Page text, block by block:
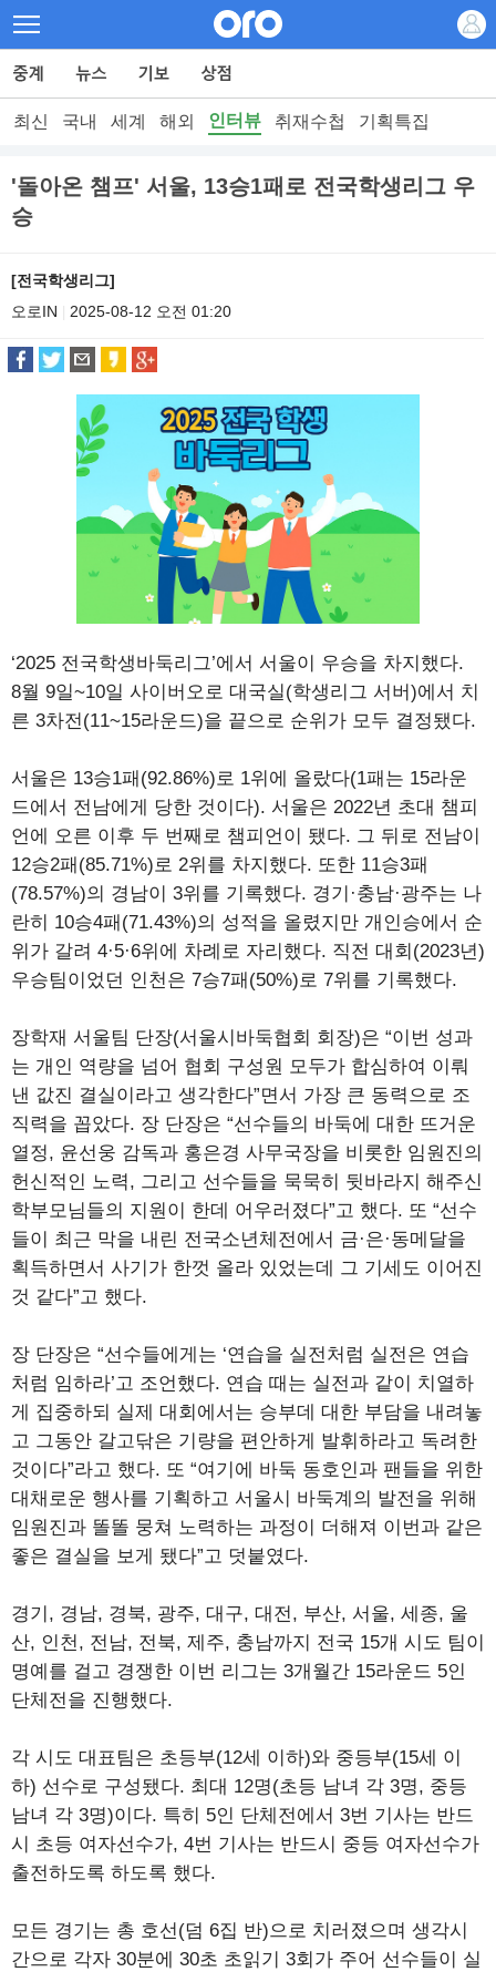
최신 국내 세계 해외 인터뷰 취재수첩 기획특집
'돌아온 챔프' 서울, 13승1패로 전국학생리그 우
승
[전국학생리그]
오로IN
2025-08-12 오전 01:20
‘2025 전국학생바둑리그’에서 서울이 우승을 차지했다.
8월 9일~10일 사이버오로 대국실(학생리그 서버)에서 치
른 3차전(11~15라운드)을 끝으로 순위가 모두 결정됐다.
서울은 13승1패(92.86%)로 1위에 올랐다(1패는 15라운
드에서 전남에게 당한 것이다). 서울은 2022년 초대 챔피
언에 오른 이후 두 번째로 챔피언이 됐다. 그 뒤로 전남이
12승2패(85.71%)로 2위를 차지했다. 또한 11승3패
(78.57%)의 경남이 3위를 기록했다. 경기·충남·광주는 나
란히 10승4패(71.43%)의 성적을 올렸지만 개인승에서 순
위가 갈려 4·5·6위에 차례로 자리했다. 직전 대회(2023년)
우승팀이었던 인천은 7승7패(50%)로 7위를 기록했다.
장학재 서울팀 단장(서울시바둑협회 회장)은 “이번 성과
는 개인 역량을 넘어 협회 구성원 모두가 합심하여 이뤄
낸 값진 결실이라고 생각한다”면서 가장 큰 동력으로 조
직력을 꼽았다. 장 단장은 “선수들의 바둑에 대한 뜨거운
열정, 윤선웅 감독과 홍은경 사무국장을 비롯한 임원진의
헌신적인 노력, 그리고 선수들을 묵묵히 뒷바라지 해주신
학부모님들의 지원이 한데 어우러졌다”고 했다. 또 “선수
들이 최근 막을 내린 전국소년체전에서 금·은·동메달을
획득하면서 사기가 한껏 올라 있었는데 그 기세도 이어진
것 같다”고 했다.
장 단장은 “선수들에게는 ‘연습을 실전처럼 실전은 연습
처럼 임하라’고 조언했다. 연습 때는 실전과 같이 치열하
게 집중하되 실제 대회에서는 승부데 대한 부담을 내려놓
고 그동안 갈고닦은 기량을 편안하게 발휘하라고 독려한
것이다”라고 했다. 또 “여기에 바둑 동호인과 팬들을 위한
대채로운 행사를 기획하고 서울시 바둑계의 발전을 위해
임원진과 똘똘 뭉쳐 노력하는 과정이 더해져 이번과 같은
좋은 결실을 보게 됐다”고 덧붙였다.
경기, 경남, 경북, 광주, 대구, 대전, 부산, 서울, 세종, 울
산, 인천, 전남, 전북, 제주, 충남까지 전국 15개 시도 팀이
명예를 걸고 경쟁한 이번 리그는 3개월간 15라운드 5인
단체전을 진행했다.
각 시도 대표팀은 초등부(12세 이하)와 중등부(15세 이
하) 선수로 구성됐다. 최대 12명(초등 남녀 각 3명, 중등
남녀 각 3명)이다. 특히 5인 단체전에서 3번 기사는 반드
시 초등 여자선수가, 4번 기사는 반드시 중등 여자선수가
출전하도록 하도록 했다.
모든 경기는 총 호선(덤 6집 반)으로 치러졌으며 생각시
간으로 각자 30분에 30초 초읽기 3회가 주어 선수들이 실